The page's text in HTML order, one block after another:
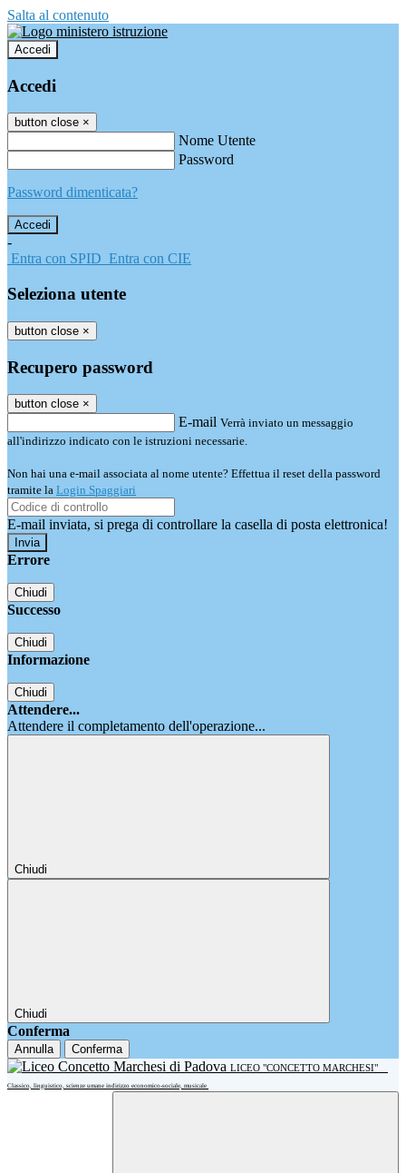
Salta al contenuto
Accedi
Accedi
button close ×
Nome Utente
Password
Password dimenticata?
-
Entra con SPID Entra con CIE
Seleziona utente
button close ×
Recupero password
button close ×
E-mail Verrà inviato un messaggio
all'indirizzo indicato con le istruzioni necessarie.
Non hai una e-mail associata al nome utente? Effettua il reset della password
tramite la Login Spaggiari
E-mail inviata, si prega di controllare la casella di posta elettronica!
Errore
Chiudi
Successo
Chiudi
Informazione
Chiudi
Attendere...
Attendere il completamento dell'operazione...
Chiudi
Chiudi
Conferma
Annulla Conferma
LICEO "CONCETTO MARCHESI"
Classico, linguistico, scienze umane indirizzo economico-sociale, musicale